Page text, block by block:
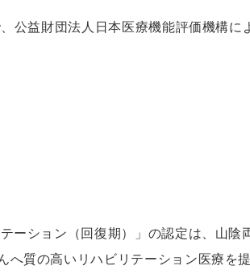
公益財団法人日本医療機能評価機構に
ション（回復期）」の認定は、山陰
質の高いリハビリテーション医療を